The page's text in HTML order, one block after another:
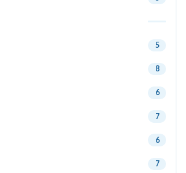
5
8
6
7
6
7